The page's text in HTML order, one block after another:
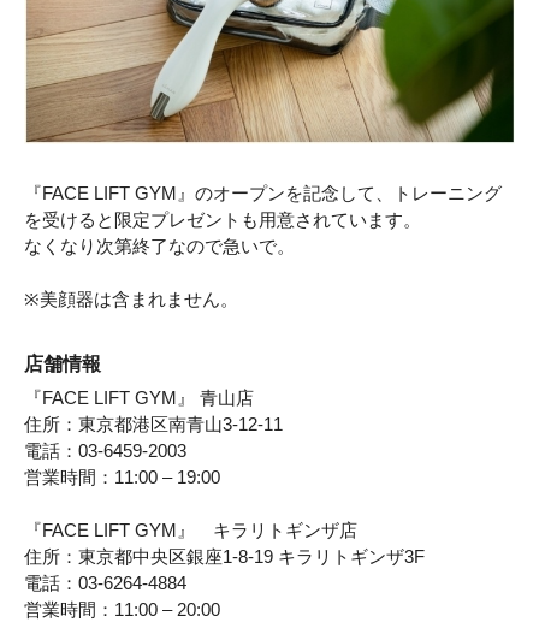
『FACE LIFT GYM』のオープンを記念して、トレーニング
を受けると限定プレゼントも用意されています。
なくなり次第終了なので急いで。
※美顔器は含まれません。
店舗情報
『FACE LIFT GYM』 青山店
住所：東京都港区南青山3-12-11
電話：03-6459-2003
営業時間：11:00 – 19:00
『FACE LIFT GYM』 キラリトギンザ店
住所：東京都中央区銀座1-8-19 キラリトギンザ3F
電話：03-6264-4884
営業時間：11:00 – 20:00